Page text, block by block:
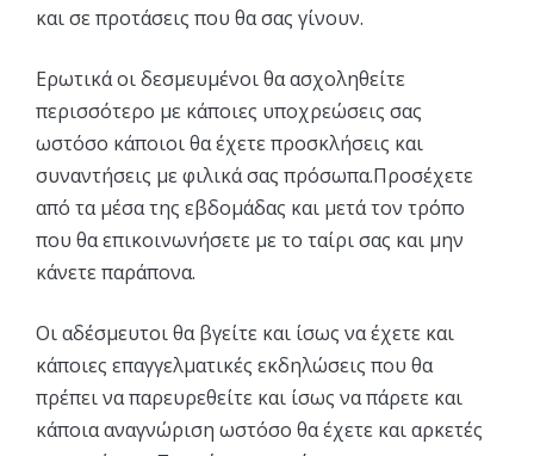
και σε προτάσεις που θα σας γίνουν.
Ερωτικά οι δεσμευμένοι θα ασχοληθείτε
περισσότερο με κάποιες υποχρεώσεις σας
ωστόσο κάποιοι θα έχετε προσκλήσεις και
συναντήσεις με φιλικά σας πρόσωπα.Προσέχετε
από τα μέσα της εβδομάδας και μετά τον τρόπο
που θα επικοινωνήσετε με το ταίρι σας και μην
κάνετε παράπονα.
Οι αδέσμευτοι θα βγείτε και ίσως να έχετε και
κάποιες επαγγελματικές εκδηλώσεις που θα
πρέπει να παρευρεθείτε και ίσως να πάρετε και
κάποια αναγνώριση ωστόσο θα έχετε και αρκετές